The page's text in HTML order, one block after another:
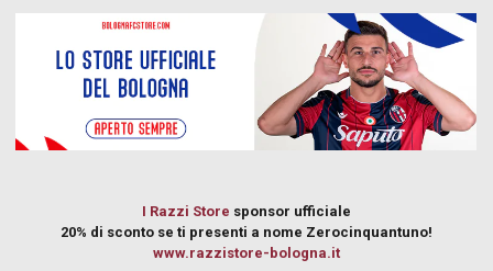
I Razzi Store sponsor ufficiale
20% di sconto se ti presenti a nome Zerocinquantuno!
www.razzistore-bologna.it